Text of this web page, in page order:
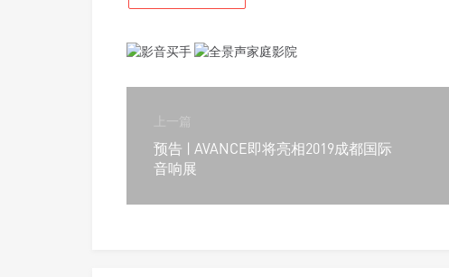
上一篇
预告 | AVANCE即将亮相2019成都国际
音响展